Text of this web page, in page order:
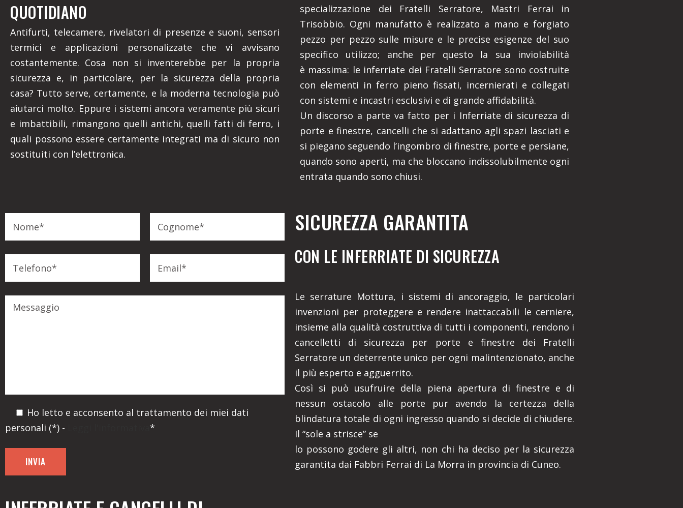
QUOTIDIANO
Antifurti, telecamere, rivelatori di presenze e suoni, sensori
termici e applicazioni personalizzate che vi avvisano
costantemente. Cosa non si inventerebbe per la propria
sicurezza e, in particolare, per la sicurezza della propria
casa? Tutto serve, certamente, e la moderna tecnologia può
aiutarci molto. Eppure i sistemi ancora veramente più sicuri
e imbattibili, rimangono quelli antichi, quelli fatti di ferro, i
quali possono essere certamente integrati ma di sicuro non
sostituiti con l’elettronica.
specializzazione dei Fratelli Serratore, Mastri Ferrai in
Trisobbio. Ogni manufatto è realizzato a mano e forgiato
pezzo per pezzo sulle misure e le precise esigenze del suo
specifico utilizzo; anche per questo la sua inviolabilità
è massima: le inferriate dei Fratelli Serratore sono costruite
con elementi in ferro pieno fissati, incernierati e collegati
con sistemi e incastri esclusivi e di grande affidabilità.
Un discorso a parte va fatto per i Inferriate di sicurezza di
porte e finestre, cancelli che si adattano agli spazi lasciati e
si piegano seguendo l’ingombro di finestre, porte e persiane,
quando sono aperti, ma che bloccano indissolubilmente ogni
entrata quando sono chiusi.
Ho letto e acconsento al trattamento dei miei dati
personali (*) -
*
SICUREZZA GARANTITA
CON LE INFERRIATE DI SICUREZZA
Le serrature Mottura, i sistemi di ancoraggio, le particolari
invenzioni per proteggere e rendere inattaccabili le cerniere,
insieme alla qualità costruttiva di tutti i componenti, rendono i
cancelletti di sicurezza per porte e finestre dei Fratelli
Serratore un deterrente unico per ogni malintenzionato, anche
il più esperto e agguerrito.
Così si può usufruire della piena apertura di finestre e di
nessun ostacolo alle porte pur avendo la certezza della
blindatura totale di ogni ingresso quando si decide di chiudere.
Il “sole a strisce” se
lo possono godere gli altri, non chi ha deciso per la sicurezza
garantita dai Fabbri Ferrai di La Morra in provincia di Cuneo.